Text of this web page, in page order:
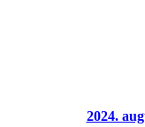
2024.